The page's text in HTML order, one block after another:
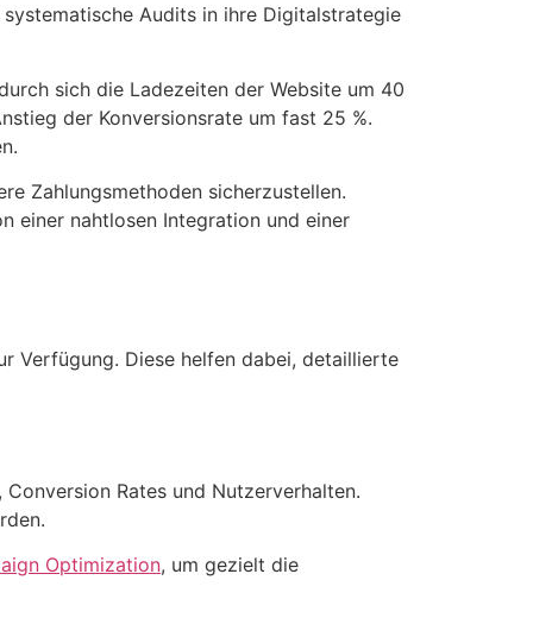
Audits in ihre Digitalstrategie
sich die Ladezeiten der Website um 40
der Konversionsrate um fast 25 %.
Zahlungsmethoden sicherzustellen.
einer nahtlosen Integration und einer
Verfügung. Diese helfen dabei, detaillierte
Rates und Nutzerverhalten.
Optimization, um gezielt die